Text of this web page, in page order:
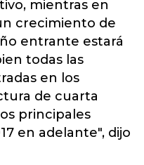
mientras en
crecimiento de
entrante estará
todas las
en los
de cuarta
principales
en adelante", dijo